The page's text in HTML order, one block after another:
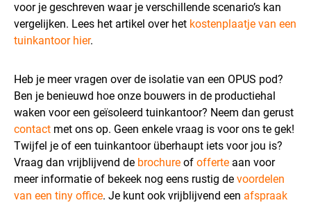
voor je geschreven waar je verschillende scenario’s kan
vergelijken. Lees het artikel over het kostenplaatje van een
tuinkantoor hier.
Heb je meer vragen over de isolatie van een OPUS pod?
Ben je benieuwd hoe onze bouwers in de productiehal
waken voor een geïsoleerd tuinkantoor? Neem dan gerust
contact met ons op. Geen enkele vraag is voor ons te gek!
Twijfel je of een tuinkantoor überhaupt iets voor jou is?
Vraag dan vrijblijvend de brochure of offerte aan voor
meer informatie of bekeek nog eens rustig de voordelen
van een tiny office. Je kunt ook vrijblijvend een afspraak